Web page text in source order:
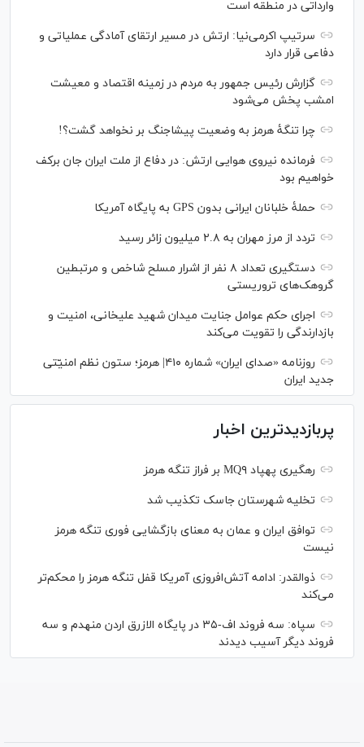
وارداتی در منطقه است
سرتیپ اکرمی‌نیا: ارتش در مسیر ارتقای آمادگی عملیاتی و
دفاعی قرار دارد
گزارش رئیس‌ جمهور به مردم در زمینه اقتصاد و معیشت
امشب پخش می‌شود
چرا تنگۀ هرمز به وضعیت پیشاجنگ بر نخواهد گشت؟!
فرمانده نیروی هوایی ارتش: در دفاع از ملت ایران جان برکف
خواهیم بود
حملۀ خلبانان ایرانی بدون GPS به پایگاه آمریکا
تردد از مرز مهران به ۲.۸ میلیون زائر رسید
دستگیری تعداد ۸ نفر از اشرار مسلح شاخص و مرتبطین
گروهک‌های تروریستی
اجرای حکم عوامل جنایت میدان شهید علیخانی، امنیت و
بازدارندگی را تقویت می‌کند
روزنامه «صدای ایران» شماره ۴۱۰| هرمز؛ ستون نظم امنیّتی
جدید ایران
پربازدیدترین اخبار
رهگیری پهپاد MQ۹ بر فراز تنگه هرمز
تخلیه شهرستان جاسک تکذیب شد
توافق ایران و عمان به معنای بازگشایی فوری تنگه هرمز
نیست
ذوالقدر: ادامه آتش‌افروزی آمریکا قفل تنگه هرمز را محکم‌تر
می‌کند
سپاه: سه فروند اف-۳۵ در پایگاه الازرق اردن منهدم و سه
فروند دیگر آسیب دیدند